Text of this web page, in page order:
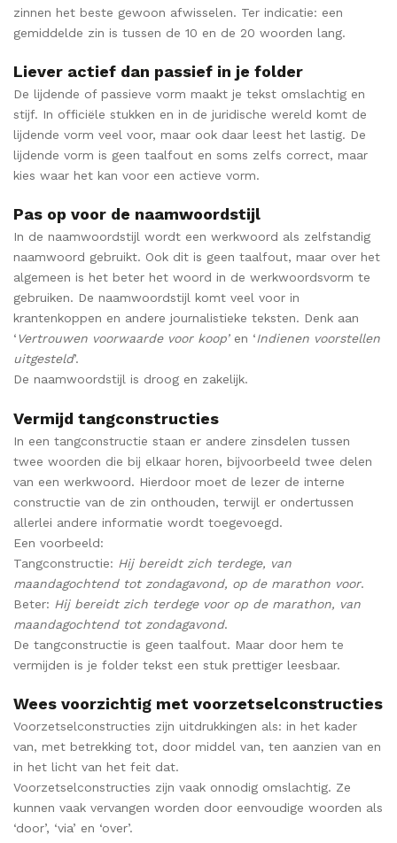
zinnen het beste gewoon afwisselen. Ter indicatie: een
gemiddelde zin is tussen de 10 en de 20 woorden lang.
Liever actief dan passief in je folder
De lijdende of passieve vorm maakt je tekst omslachtig en
stijf. In officiële stukken en in de juridische wereld komt de
lijdende vorm veel voor, maar ook daar leest het lastig. De
lijdende vorm is geen taalfout en soms zelfs correct, maar
kies waar het kan voor een actieve vorm.
Pas op voor de naamwoordstijl
In de naamwoordstijl wordt een werkwoord als zelfstandig
naamwoord gebruikt. Ook dit is geen taalfout, maar over het
algemeen is het beter het woord in de werkwoordsvorm te
gebruiken. De naamwoordstijl komt veel voor in
krantenkoppen en andere journalistieke teksten. Denk aan
‘Vertrouwen voorwaarde voor koop’en ‘Indienen voorstellen
uitgesteld’.
De naamwoordstijl is droog en zakelijk.
Vermijd tangconstructies
In een tangconstructie staan er andere zinsdelen tussen
twee woorden die bij elkaar horen, bijvoorbeeld twee delen
van een werkwoord. Hierdoor moet de lezer de interne
constructie van de zin onthouden, terwijl er ondertussen
allerlei andere informatie wordt toegevoegd.
Een voorbeeld:
Tangconstructie: Hij bereidt zich terdege, van
maandagochtend tot zondagavond, op de marathon voor.
Beter: Hij bereidt zich terdege voor op de marathon, van
maandagochtend tot zondagavond.
De tangconstructie is geen taalfout. Maar door hem te
vermijden is je folder tekst een stuk prettiger leesbaar.
Wees voorzichtig met voorzetselconstructies
Voorzetselconstructies zijn uitdrukkingen als: in het kader
van, met betrekking tot, door middel van, ten aanzien van en
in het licht van het feit dat.
Voorzetselconstructies zijn vaak onnodig omslachtig. Ze
kunnen vaak vervangen worden door eenvoudige woorden als
‘door’, ‘via’ en ‘over’.